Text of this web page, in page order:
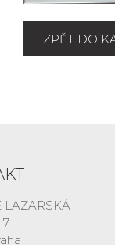
ZPĚT DO
LAZARSKÁ
7
1